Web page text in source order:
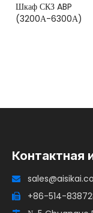
Шкаф СКЗ ABP
(3200А-6300А)
Контактная

 +86-514-